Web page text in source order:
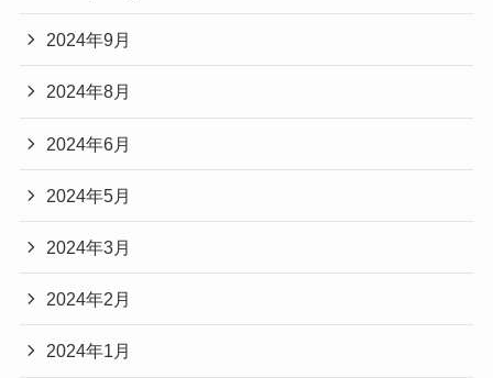
2024年9月
2024年8月
2024年6月
2024年5月
2024年3月
2024年2月
2024年1月